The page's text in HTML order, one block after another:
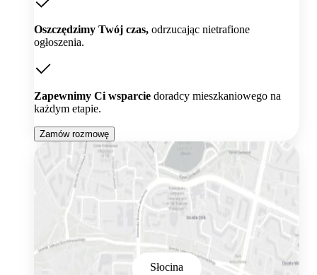
Oszczędzimy Twój czas, odrzucając nietrafione
ogłoszenia.
Zapewnimy Ci wsparcie doradcy mieszkaniowego na
każdym etapie.
Zamów rozmowę
Słocina